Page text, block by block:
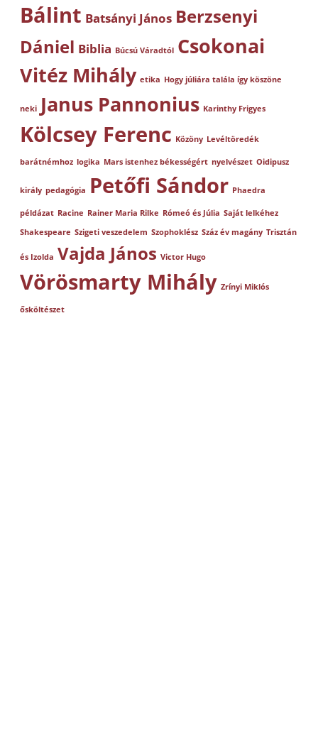
Bálint Batsányi János Berzsenyi
Dániel Biblia Búcsú Váradtól Csokonai
Vitéz Mihály etika Hogy júliára talála így köszöne
neki Janus Pannonius Karinthy Frigyes
Kölcsey Ferenc Közöny Levéltöredék
barátnémhoz logika Mars istenhez békességért nyelvészet Oidipusz
király pedagógia Petőfi Sándor Phaedra
példázat Racine Rainer Maria Rilke Rómeó és Júlia Saját lelkéhez
Shakespeare Szigeti veszedelem Szophoklész Száz év magány Trisztán
és Izolda Vajda János Victor Hugo
Vörösmarty Mihály Zrínyi Miklós
ősköltészet